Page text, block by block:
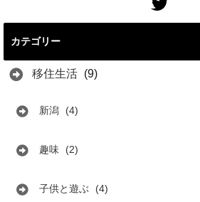
カテゴリー
移住生活 (9)
新潟 (4)
趣味 (2)
子供と遊ぶ (4)